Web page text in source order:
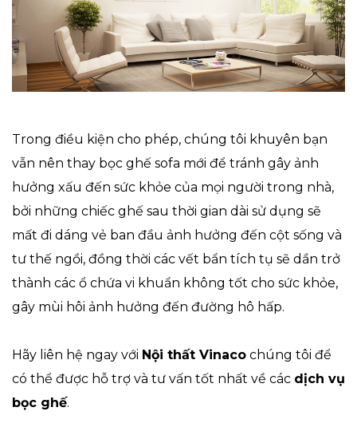
Trong điều kiện cho phép, chúng tôi khuyên bạn
vẫn nên thay bọc ghế sofa mới để tránh gây ảnh
hưởng xấu đến sức khỏe của mọi người trong nhà,
bởi những chiếc ghế sau thời gian dài sử dụng sẽ
mất đi dáng vẻ ban đầu ảnh hưởng đến cột sống và
tư thế ngồi, đồng thời các vết bẩn tích tụ sẽ dần trở
thành các ổ chứa vi khuẩn không tốt cho sức khỏe,
gây mùi hôi ảnh hưởng đến đường hô hấp.
Hãy liên hệ ngay với Nội thất Vinaco chúng tôi để
có thể được hỗ trợ và tư vấn tốt nhất về các dịch vụ
bọc ghế.